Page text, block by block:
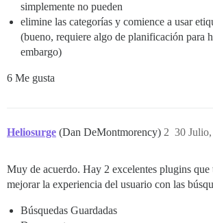
simplemente no pueden
elimine las categorías y comience a usar
(bueno, requiere algo de planificación para
embargo)
6 Me gusta
Heliosurge (Dan DeMontmorency) 30
2
Muy de acuerdo. Hay 2 excelentes plugins que
mejorar la experiencia del usuario con las
Búsquedas Guardadas